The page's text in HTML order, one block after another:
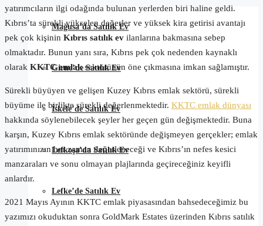
Mağusa’da Satılık Ev
Girne’de Satılık Ev
İskele’de Satılık Ev
Lefkoşa’da Satılık Ev
Lefke’de Satılık Ev
yatırımcıların ilgi odağında bulunan yerlerden biri haline geldi.
Kıbrıs’ta sürekli yükselen değerler ve yüksek kira getirisi avantajı
pek çok kişinin Kıbrıs satılık ev ilanlarına bakmasına sebep
olmaktadır. Bunun yanı sıra, Kıbrıs pek çok nedenden kaynaklı
olarak KKTC emlaksektörünün öne çıkmasına imkan sağlamıştır.
Sürekli büyüyen ve gelişen Kuzey Kıbrıs emlak sektörü, sürekli
büyüme ile birlikte sürekli değerlenmektedir. KKTC emlak dünyası
hakkında söylenebilecek şeyler her geçen gün değişmektedir. Buna
karşın, Kuzey Kıbrıs emlak sektöründe değişmeyen gerçekler; emlak
yatırımınızın her zaman değerleneceği ve Kıbrıs’ın nefes kesici
manzaraları ve sonu olmayan plajlarında geçireceğiniz keyifli
anlardır.
2021 Mayıs Ayının KKTC emlak piyasasından bahsedeceğimiz bu
yazımızı okuduktan sonra GoldMark Estates üzerinden Kıbrıs satılık